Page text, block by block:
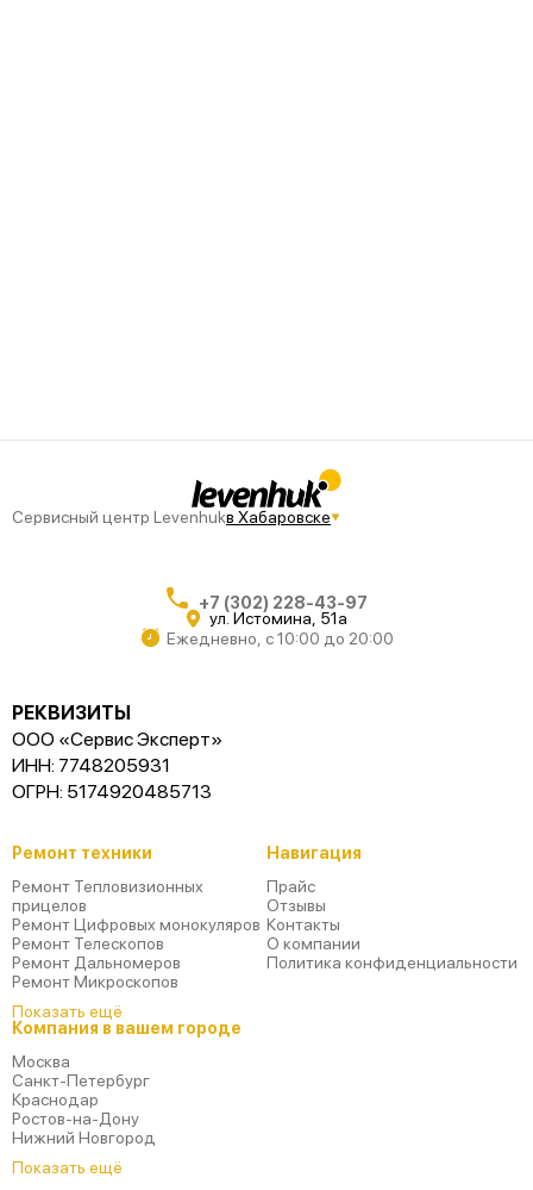
Сервисный центр Levenhukв Хабаровске
+7 (302) 228-43-97
ул. Истомина, 51а
Ежедневно, с 10:00 до 20:00
РЕКВИЗИТЫ
ООО «Сервис Эксперт»
ИНН: 7748205931
ОГРН: 5174920485713
Ремонт техники
Ремонт Тепловизионных
прицелов
Ремонт Цифровых монокуляров
Ремонт Телескопов
Ремонт Дальномеров
Ремонт Микроскопов
Показать ещё
Компания в вашем городе
Москва
Санкт-Петербург
Краснодар
Ростов-на-Дону
Нижний Новгород
Показать ещё
Навигация
Прайс
Отзывы
Контакты
О компании
Политика конфиденциальности